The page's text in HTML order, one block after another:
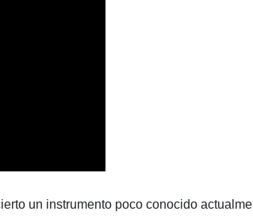
un instrumento poco conocido